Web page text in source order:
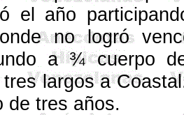
el año
no logró
a ¾ cuerpo
tres largos aCoastal
de tres años.